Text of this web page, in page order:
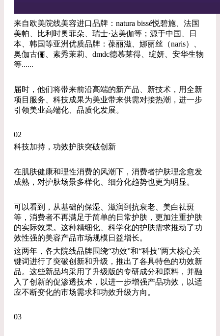
来自欧美院线美容进口品牌：natura bissé悦碧施、法国
美帕、比利时奥菲朵、瑞士·达美伽等；源于中国、日
本、韩国等亚洲优质品牌：葆丽滋、娜丽丝（naris）、
奥伽古俪、素秀茉莉、dmdc德慕莱得、绽妍、安华生物
等......
届时，他们将带来前沿高端的新产品、新技术，用全新
项目服务、科技成果为美业带来供需对接热潮，进一步
引领美业高端化、品质化发展。
02
科技加持，功效护肤突破创新
在肌肤健康和理性消费的风潮下，消费者护肤理念愈发
成熟，对护肤场景多样化、细分化趋势也更为明显。
可以看到，从基础的保湿、滋润到抗衰老、美白祛斑
等，消费者不再满足于简单的日常护肤，更加注重护肤
的实际效果。这种精细化、科学化的护肤需求推动了功
效性强的美容产品市场规模日益增长。
这两年，各大院线品牌围绕“功效”和“科技”两大核心关
键词进行了突破创新和升级，推出了各具特色的功效新
品。这些新品均采用了升级版的专研成分和原料，并融
入了创新的促渗透技术，以进一步增强产品功效，以适
应不断变化的市场需求和功效升级方向。
03